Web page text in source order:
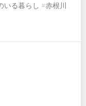
いる暮らし #赤根川